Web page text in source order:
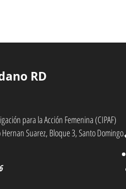
RD
para la Acción Femenina (CIPAF)
Suarez, Bloque 3, Santo Domingo.